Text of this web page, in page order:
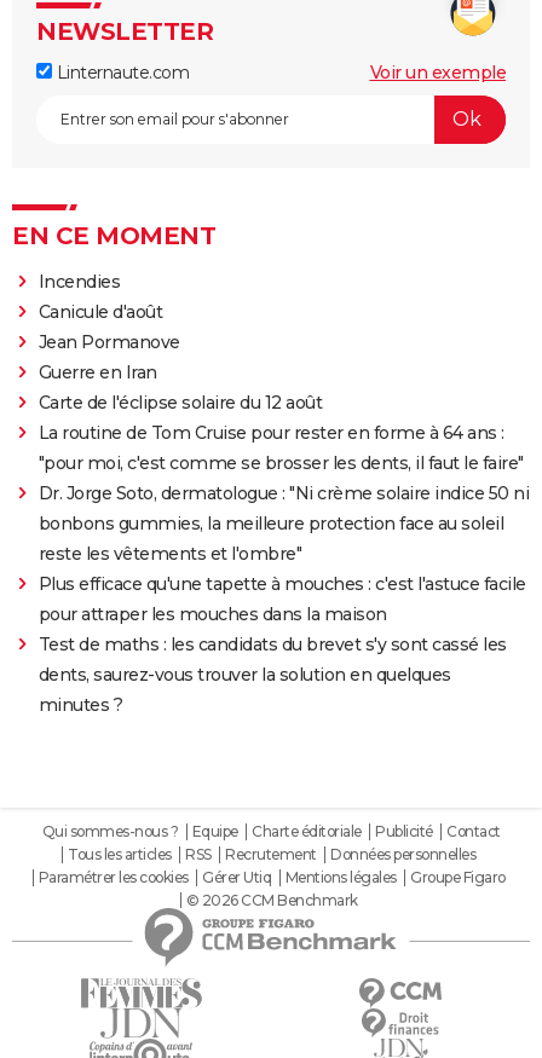
NEWSLETTER
Linternaute.com Voir un exemple
EN CE MOMENT
Incendies
Canicule d'août
Jean Pormanove
Guerre en Iran
Carte de l'éclipse solaire du 12 août
La routine de Tom Cruise pour rester en forme à 64 ans :
"pour moi, c'est comme se brosser les dents, il faut le faire"
Dr. Jorge Soto, dermatologue : "Ni crème solaire indice 50 ni
bonbons gummies, la meilleure protection face au soleil
reste les vêtements et l'ombre"
Plus efficace qu'une tapette à mouches : c'est l'astuce facile
pour attraper les mouches dans la maison
Test de maths : les candidats du brevet s'y sont cassé les
dents, saurez-vous trouver la solution en quelques
minutes ?
Qui sommes-nous ? Equipe Charte éditoriale Publicité
Contact
Tous les articles
RSS Recrutement
Données personnelles
Paramétrer les cookies
Gérer Utiq Mentions légales
Groupe Figaro
© 2026 CCM Benchmark